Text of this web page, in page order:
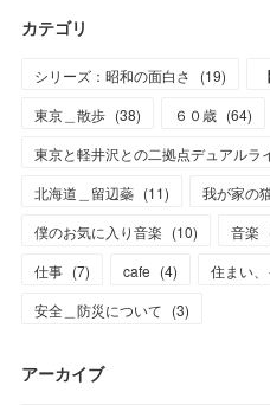
カテゴリ
シリーズ：昭和の面白さ (19)
東京＿散歩 (38) ６０歳 (64)
東京と軽井沢との二拠点デュアルラ
北海道＿留辺蘂 (11) 我が家の
僕のお気に入り音楽 (10) 音楽
仕事 (7) cafe (4) 住まい
安全＿防災について (3)
アーカイブ